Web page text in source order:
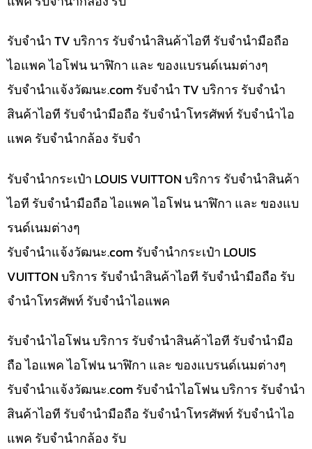
รับจำนำ TV บริการ รับจำนำสินค้าไอที รับจำนำมือถือ
ไอแพค ไอโฟน นาฬิกา และ ของแบรนด์เนมต่างๆ
รับจํานําแจ้งวัฒนะ.com รับจำนำ TV บริการ รับจำนำ
สินค้าไอที รับจำนำมือถือ รับจำนำโทรศัพท์ รับจำนำไอ
แพค รับจำนำกล้อง รับจำ
รับจำนำกระเป๋า LOUIS VUITTON บริการ รับจำนำสินค้า
ไอที รับจำนำมือถือ ไอแพค ไอโฟน นาฬิกา และ ของแบ
รนด์เนมต่างๆ
รับจํานําแจ้งวัฒนะ.com รับจำนำกระเป๋า LOUIS
VUITTON บริการ รับจำนำสินค้าไอที รับจำนำมือถือ รับ
จำนำโทรศัพท์ รับจำนำไอแพค
รับจำนำไอโฟน บริการ รับจำนำสินค้าไอที รับจำนำมือ
ถือ ไอแพค ไอโฟน นาฬิกา และ ของแบรนด์เนมต่างๆ
รับจํานําแจ้งวัฒนะ.com รับจำนำไอโฟน บริการ รับจำนำ
สินค้าไอที รับจำนำมือถือ รับจำนำโทรศัพท์ รับจำนำไอ
แพค รับจำนำกล้อง รับ